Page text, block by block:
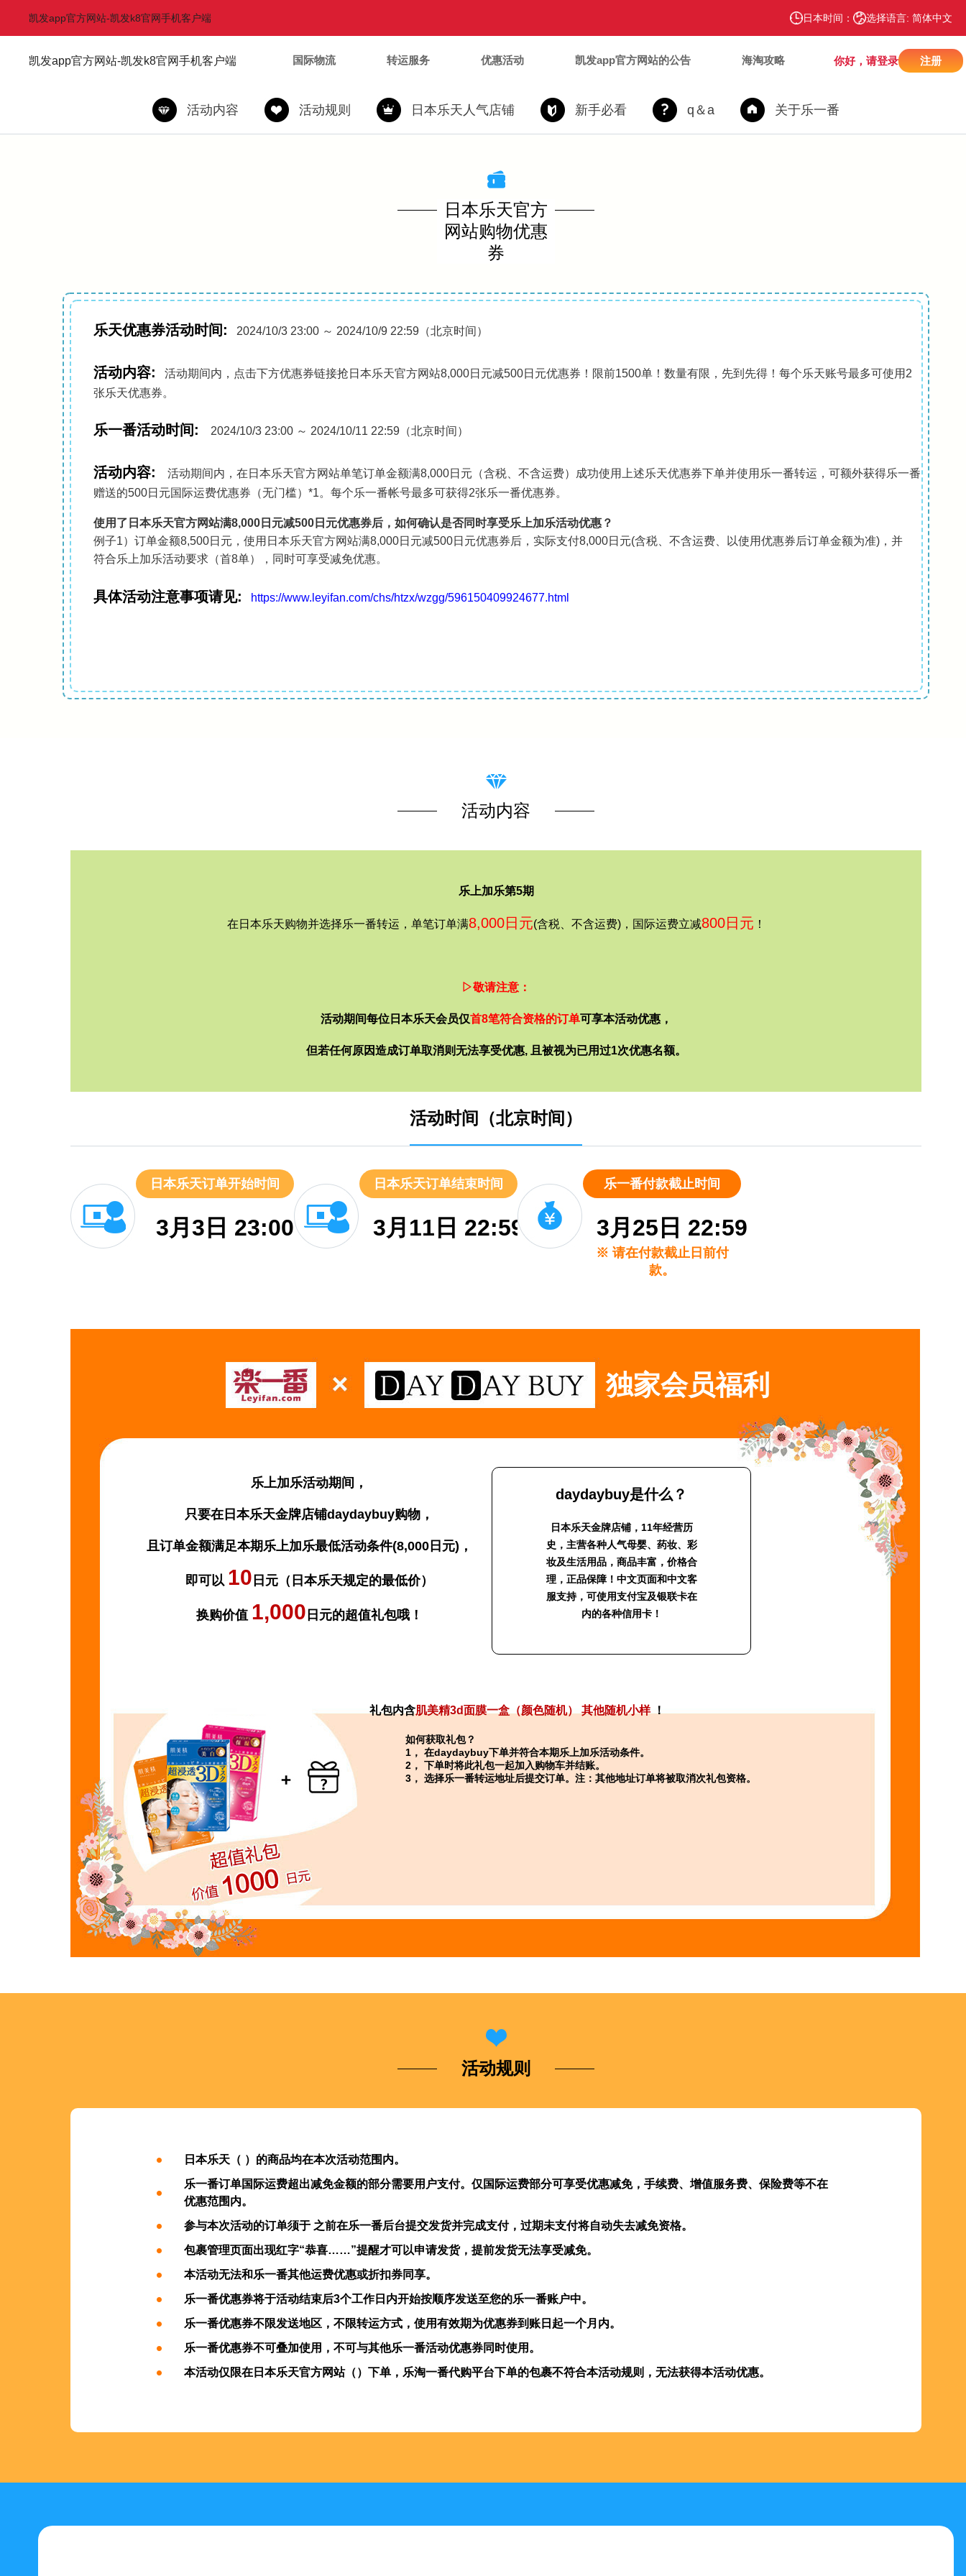
凯发app官方网站-凯发k8官网手机客户端 日本时间： 选择语言: 简体中文
凯发app官方网站-凯发k8官网手机客户端 国际物流 转运服务 优惠活动 凯发app官方网站的公告 海淘攻略 你好，请登录 注册
活动内容 活动规则 日本乐天人气店铺 新手必看 q＆a 关于乐一番
日本乐天官方
网站购物优惠
券
乐天优惠券活动时间: 2024/10/3 23:00 ～ 2024/10/9 22:59（北京时间）
活动内容:
活动期间内，点击下方优惠券链接抢日本乐天官方网站8,000日元减500日元优惠券！限前1500单！数量有限，先到先得！每个乐天账号最多可使用2
张乐天优惠券。
乐一番活动时间: 2024/10/3 23:00 ～ 2024/10/11 22:59（北京时间）
活动内容:
活动期间内，在日本乐天官方网站单笔订单金额满8,000日元（含税、不含运费）成功使用上述乐天优惠券下单并使用乐一番转运，可额外获得乐一番
赠送的500日元国际运费优惠券（无门槛）*1。每个乐一番帐号最多可获得2张乐一番优惠券。
使用了日本乐天官方网站满8,000日元减500日元优惠券后，如何确认是否同时享受乐上加乐活动优惠？
例子1）订单金额8,500日元，使用日本乐天官方网站满8,000日元减500日元优惠券后，实际支付8,000日元(含税、不含运费、以使用优惠券后订单金额为准)，并
符合乐上加乐活动要求（首8单），同时可享受减免优惠。
具体活动注意事项请见: https://www.leyifan.com/chs/htzx/wzgg/596150409924677.html
活动内容
乐上加乐第5期
在日本乐天购物并选择乐一番转运，单笔订单满8,000日元(含税、不含运费)，国际运费立减800日元 ！
▷敬请注意：
活动期间每位日本乐天会员仅首8笔符合资格的订单可享本活动优惠，
但若任何原因造成订单取消则无法享受优惠, 且被视为已用过1次优惠名额。
活动时间（北京时间）
日本乐天订单开始时间
3月3日 23:00
日本乐天订单结束时间
3月11日 22:59
乐一番付款截止时间
3月25日 22:59
※ 请在付款截止日前付
款。
独家会员福利
乐上加乐活动期间，
只要在日本乐天金牌店铺daydaybuy购物，
且订单金额满足本期乐上加乐最低活动条件(8,000日元)，
即可以 10 日元（日本乐天规定的最低价）
换购价值 1,000 日元的超值礼包哦！
daydaybuy是什么？
日本乐天金牌店铺，11年经营历
史，主营各种人气母婴、药妆、彩
妆及生活用品，商品丰富，价格合
理，正品保障！中文页面和中文客
服支持，可使用支付宝及银联卡在
内的各种信用卡！
礼包内含肌美精3d面膜一盒（颜色随机） 其他随机小样 ！
如何获取礼包？
1， 在daydaybuy下单并符合本期乐上加乐活动条件。
2， 下单时将此礼包一起加入购物车并结账。
3， 选择乐一番转运地址后提交订单。注：其他地址订单将被取消次礼包资格。
活动规则
日本乐天（ ）的商品均在本次活动范围内。
乐一番订单国际运费超出减免金额的部分需要用户支付。仅国际运费部分可享受优惠减免，手续费、增值服务费、保险费等不在
优惠范围内。
参与本次活动的订单须于 之前在乐一番后台提交发货并完成支付，过期未支付将自动失去减免资格。
包裹管理页面出现红字“恭喜……”提醒才可以申请发货，提前发货无法享受减免。
本活动无法和乐一番其他运费优惠或折扣券同享。
乐一番优惠券将于活动结束后3个工作日内开始按顺序发送至您的乐一番账户中。
乐一番优惠券不限发送地区，不限转运方式，使用有效期为优惠券到账日起一个月内。
乐一番优惠券不可叠加使用，不可与其他乐一番活动优惠券同时使用。
本活动仅限在日本乐天官方网站（）下单，乐淘一番代购平台下单的包裹不符合本活动规则，无法获得本活动优惠。